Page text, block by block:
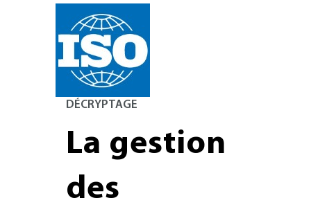
DÉCRYPTAGE
La gestion
des